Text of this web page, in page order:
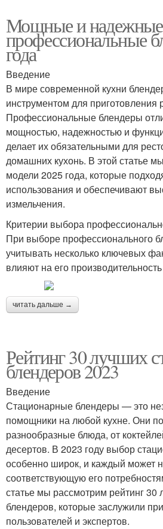
Мощные и
профессиональные
года
Введение
В мире современной кухни
инструментом для приготовления
Профессиональные блендеры
мощностью, надежностью и
делает их обязательными для
домашних кухонь. В этой статье
модели 2025 года, которые
использования и обеспечивают
измельчения.
Критерии выбора
При выборе профессионального
учитывать несколько ключевых
влияют на его
читать дальше →
Рейтинг 30 лучших
блендеров 2023
Введение
Стационарные блендеры — это
помощники на любой кухне. Они
разнообразные блюда, от
десертов. В 2023 году выбор
особенно широк, и каждый может
соответствующую его
статье мы рассмотрим рейтинг
блендеров, которые заслужили
пользователей и экспертов.